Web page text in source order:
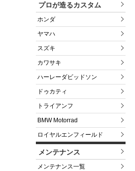
プロが造るカスタム
ホンダ
ヤマハ
スズキ
カワサキ
ハーレーダビッドソン
ドゥカティ
トライアンフ
BMW Motorrad
ロイヤルエンフィールド
メンテナンス
メンテナンス一覧